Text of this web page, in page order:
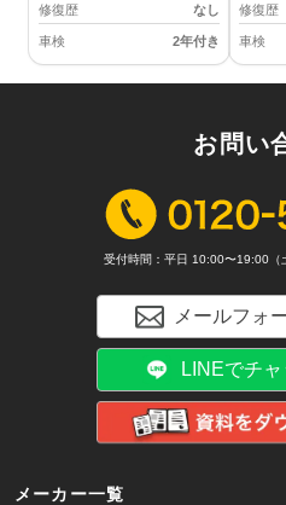
修復歴 なし
車検 2年付き
修復歴
車検
メーカー一覧
お問い
受付時間：平日 10:00〜19:00（
メールフォ
LINEでチ